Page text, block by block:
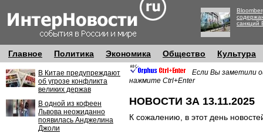
санкций
Главное Политика Экономика Общество Культура
В Китае предупреждают
об угрозе конфликта
великих держав
В одной из кофеен
Львова неожиданно
появилась Анджелина
Джоли
Если Вы заметили
нажмите Ctrl+Enter
НОВОСТИ ЗА 13.11.2025
К сожалению, в этот день